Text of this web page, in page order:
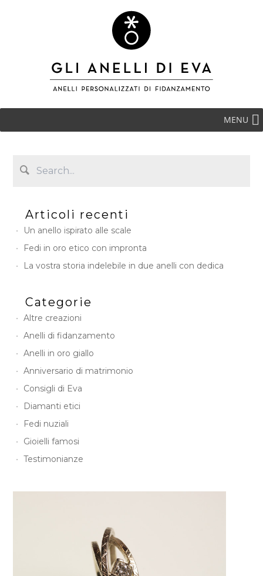
MENU
Articoli recenti
Un anello ispirato alle scale
Fedi in oro etico con impronta
La vostra storia indelebile in due anelli con dedica
Categorie
Altre creazioni
Anelli di fidanzamento
Anelli in oro giallo
Anniversario di matrimonio
Consigli di Eva
Diamanti etici
Fedi nuziali
Gioielli famosi
Testimonianze